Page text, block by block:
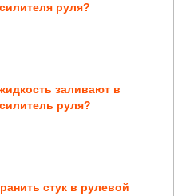
руля?
заливают в
руля?
стук в рулевой